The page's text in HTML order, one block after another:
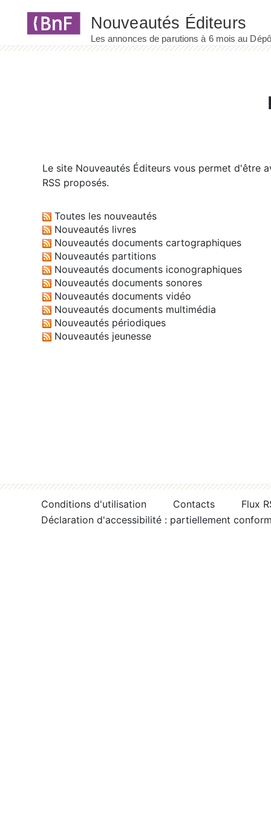
Le site Nouveautés Éditeurs vous permet d'être
RSS proposés.
Toutes les nouveautés
Nouveautés livres
Nouveautés documents cartographiques
Nouveautés partitions
Nouveautés documents iconographiques
Nouveautés documents sonores
Nouveautés documents vidéo
Nouveautés documents multimédia
Nouveautés périodiques
Nouveautés jeunesse
Conditions d'utilisation Contacts
Flux
Déclaration d'accessibilité : partiellement